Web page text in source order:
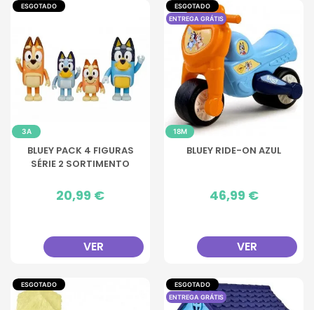
ESGOTADO
3A
BLUEY PACK 4 FIGURAS
SÉRIE 2 SORTIMENTO
Preço
20,99 €
VER
ESGOTADO
ENTREGA GRÁTIS
18M
BLUEY RIDE-ON AZUL
Preço
46,99 €
VER
ESGOTADO
ESGOTADO
ENTREGA GRÁTIS